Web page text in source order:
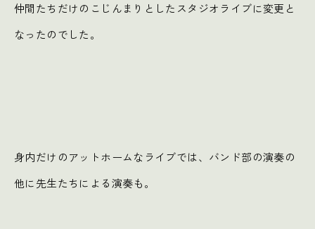
仲間たちだけのこじんまりとしたスタジオライブに変更と
なったのでした。
身内だけのアットホームなライブでは、バンド部の演奏の
他に先生たちによる演奏も。